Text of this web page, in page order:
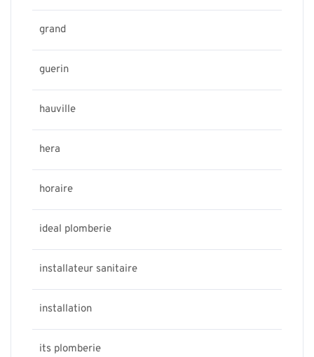
grand
guerin
hauville
hera
horaire
ideal plomberie
installateur sanitaire
installation
its plomberie